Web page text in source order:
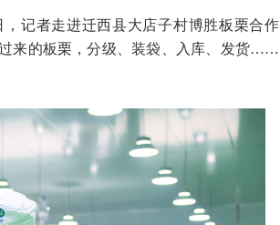
，记者走进迁西县大店子村博胜板栗合作
来的板栗，分级、装袋、入库、发货……